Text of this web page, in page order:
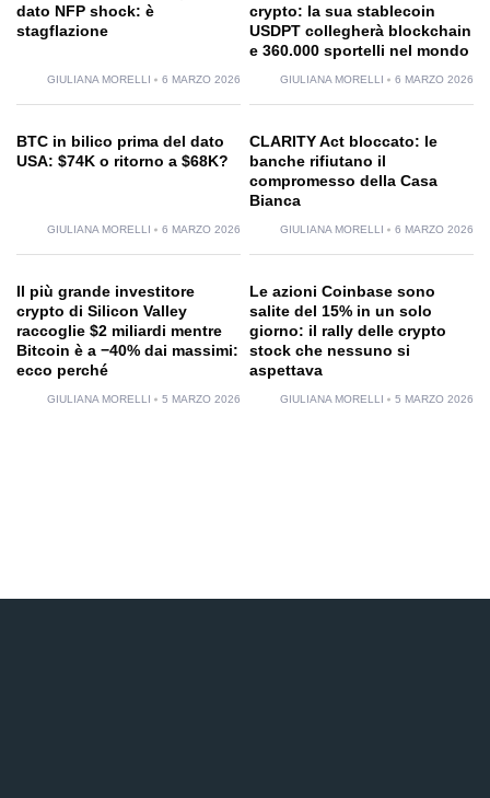
dato NFP shock: è
stagflazione
GIULIANA MORELLI 6 MARZO 2026
crypto: la sua stablecoin
USDPT collegherà blockchain
e 360.000 sportelli nel mondo
GIULIANA MORELLI 6 MARZO 2026
BTC in bilico prima del dato
USA: $74K o ritorno a $68K?
GIULIANA MORELLI 6 MARZO 2026
CLARITY Act bloccato: le
banche rifiutano il
compromesso della Casa
Bianca
GIULIANA MORELLI 6 MARZO 2026
Il più grande investitore
crypto di Silicon Valley
raccoglie $2 miliardi mentre
Bitcoin è a −40% dai massimi:
ecco perché
GIULIANA MORELLI 5 MARZO 2026
Le azioni Coinbase sono
salite del 15% in un solo
giorno: il rally delle crypto
stock che nessuno si
aspettava
GIULIANA MORELLI 5 MARZO 2026